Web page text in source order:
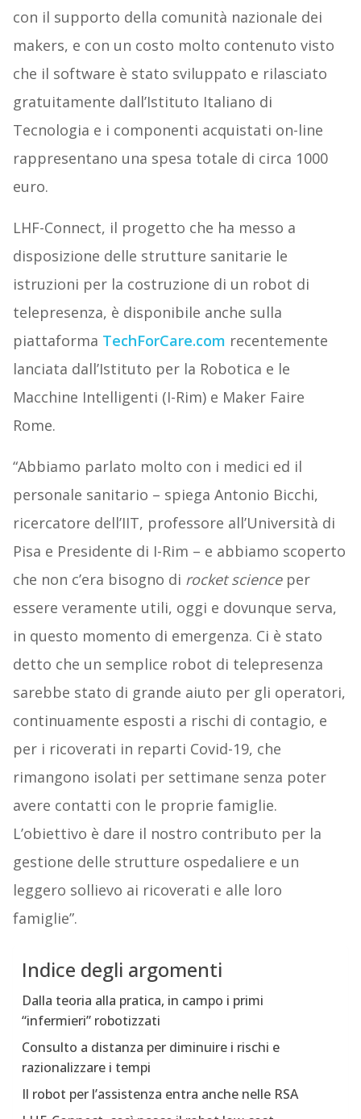
con il supporto della comunità nazionale dei
makers, e con un costo molto contenuto visto
che il software è stato sviluppato e rilasciato
gratuitamente dall’Istituto Italiano di
Tecnologia e i componenti acquistati on-line
rappresentano una spesa totale di circa 1000
euro.
LHF-Connect, il progetto che ha messo a
disposizione delle strutture sanitarie le
istruzioni per la costruzione di un robot di
telepresenza, è disponibile anche sulla
piattaforma TechForCare.com recentemente
lanciata dall’Istituto per la Robotica e le
Macchine Intelligenti (I-Rim) e Maker Faire
Rome.
“Abbiamo parlato molto con i medici ed il
personale sanitario – spiega Antonio Bicchi,
ricercatore dell’IIT, professore all’Università di
Pisa e Presidente di I-Rim – e abbiamo scoperto
che non c’era bisogno di rocket scienceper
essere veramente utili, oggi e dovunque serva,
in questo momento di emergenza. Ci è stato
detto che un semplice robot di telepresenza
sarebbe stato di grande aiuto per gli operatori,
continuamente esposti a rischi di contagio, e
per i ricoverati in reparti Covid-19, che
rimangono isolati per settimane senza poter
avere contatti con le proprie famiglie.
L’obiettivo è dare il nostro contributo per la
gestione delle strutture ospedaliere e un
leggero sollievo ai ricoverati e alle loro
famiglie”.
Indice degli argomenti
Dalla teoria alla pratica, in campo i primi
“infermieri” robotizzati
Consulto a distanza per diminuire i rischi e
razionalizzare i tempi
Il robot per l’assistenza entra anche nelle RSA